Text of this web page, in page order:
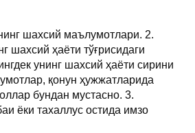
шахсий маълумотлари. 2.
шахсий ҳаёти тўғрисидаги
унинг шахсий ҳаёти сирини
қонун ҳужжатларида
бундан мустасно. 3.
ёки тахаллус остида имзо